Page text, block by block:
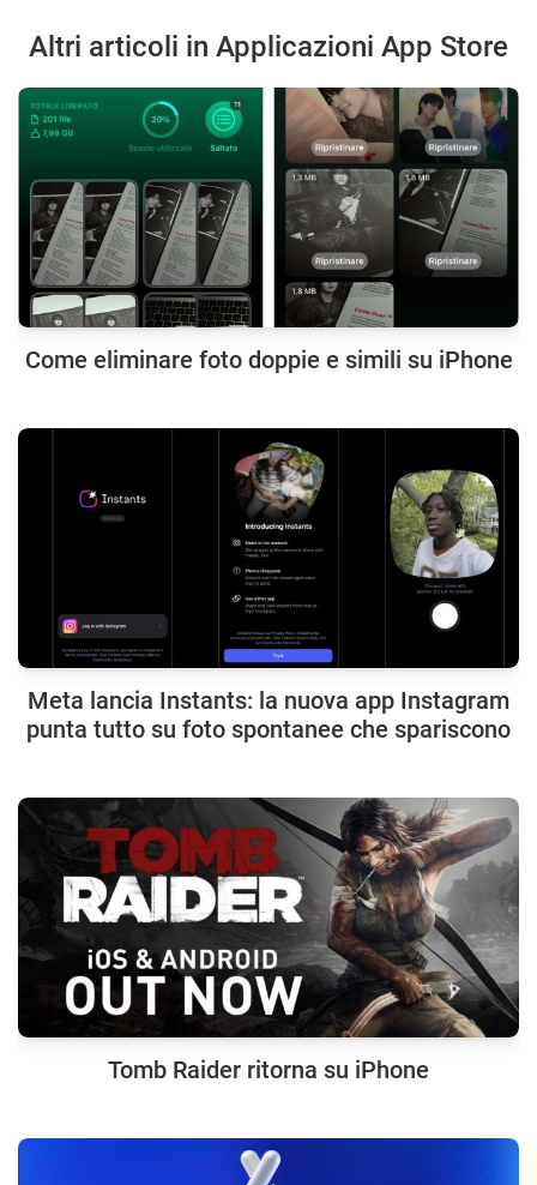
Altri articoli in Applicazioni App Store
Come eliminare foto doppie e simili su iPhone
Meta lancia Instants: la nuova app Instagram
punta tutto su foto spontanee che spariscono
Tomb Raider ritorna su iPhone